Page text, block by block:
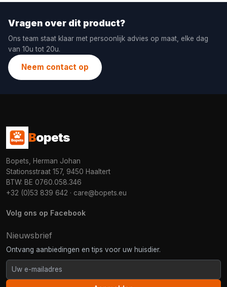
Vragen over dit product?
Ons team staat klaar met persoonlijk advies op maat, elke dag
van 10u tot 20u.
Neem contact op
Bopets
Bopets, Herman Johan
Stationsstraat 157, 9450 Haaltert
BTW: BE 0760.058.346
+32 (0)53 839 642 · care@bopets.eu
Volg ons op Facebook
Nieuwsbrief
Ontvang aanbiedingen en tips voor uw huisdier.